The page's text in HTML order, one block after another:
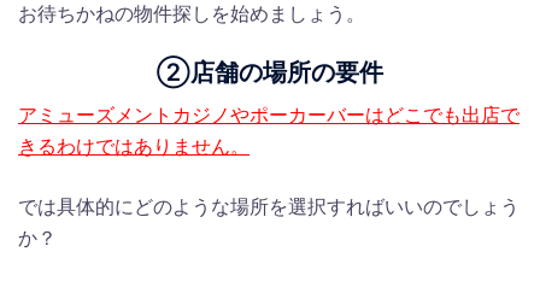
お待ちかねの物件探しを始めましょう。
②店舗の場所の要件
アミューズメントカジノやポーカーバーはどこでも出店で
きるわけではありません。
では具体的にどのような場所を選択すればいいのでしょう
か？